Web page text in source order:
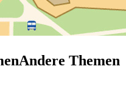
Andere Themen